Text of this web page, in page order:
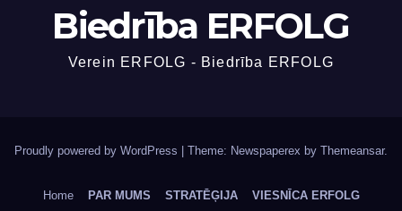
Biedrība ERFOLG
Verein ERFOLG - Biedrība ERFOLG
Proudly powered by WordPress Theme: Newspaperex by Themeansar.
Home PAR MUMS STRATĒĢIJA VIESNĪCA ERFOLG